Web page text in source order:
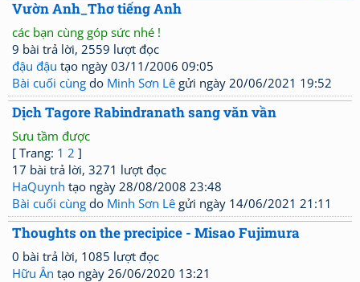
Vườn Anh_Thơ tiếng Anh
các bạn cùng góp sức nhé !
9 bài trả lời, 2559 lượt đọc
đậu đậu tạo ngày 03/11/2006 09:05
Bài cuối cùng do Minh Sơn Lê gửi ngày 20/06/2021 19:52
Dịch Tagore Rabindranath sang văn vần
Sưu tầm được
[ Trang: 1 2 ]
17 bài trả lời, 3271 lượt đọc
HaQuynh tạo ngày 28/08/2008 23:48
Bài cuối cùng do Minh Sơn Lê gửi ngày 14/06/2021 21:11
Thoughts on the precipice - Misao Fujimura
0 bài trả lời, 1085 lượt đọc
Hữu Ân tạo ngày 26/06/2020 13:21